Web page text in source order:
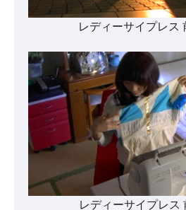
レディーサイプレス
レディーサイプレス